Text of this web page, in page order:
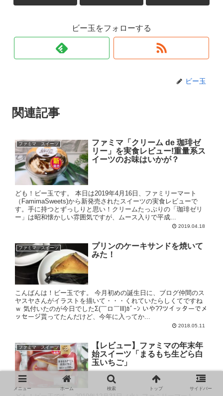
ビー玉をフォローする
ビー玉
関連記事
ファミマ スイーツ
ファミマ「クリーム de 珈琲ゼ
リー」を実食レビュー!重量系ス
イーツのお味はいかが？
ども！ビー玉です。 本日は2019年4月16日、ファミリーマート
（FamimaSweets)から新発売されたスイーツの実食レビューで
す。手に持つとずっしりと思い！クリームたっぷりの「珈琲ゼリ
ー」は昭和懐かしい雰囲気ですが、ムース入りで平成...
2019.04.18
ファミマ スイーツ
プリンのケーキサンドを焼いて
みた！
こんばんは！ビー玉です。 今月初めの誕生日に、ブログ仲間のス
ヤスヤさんがイラストを描いて・・・くれていたらしくてですね
ｗ 気付いたのが今日でしたΣ(￣ロ￣lll)ｶﾞｰﾝ いや??ツイッターでメ
ッセージ貰ってたんだけど、今年に入ってか...
2018.05.11
ファミマ スイーツ
【レビュー】ファミマの年末年
始スイーツ「まるもち生どら白
玉いちご」
メニュー ホーム 検索 トップ サイドバー